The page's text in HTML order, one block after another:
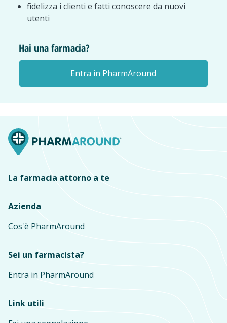
fidelizza i clienti e fatti conoscere da nuovi
utenti
Hai una farmacia?
Entra in PharmAround
La farmacia attorno a te
Azienda
Cos'è PharmAround
Sei un farmacista?
Entra in PharmAround
Link utili